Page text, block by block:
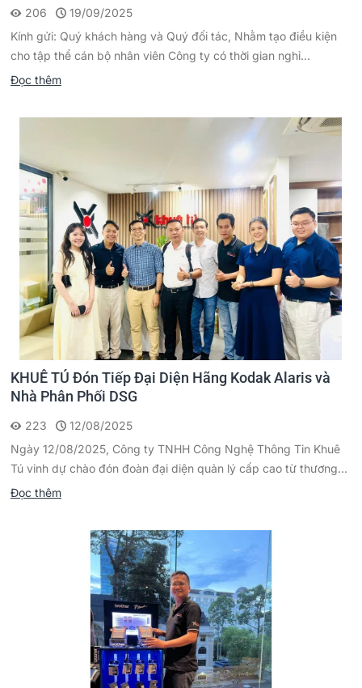
206
19/09/2025
Kính gửi: Quý khách hàng và Quý đối tác, Nhằm tạo điều kiện
cho tập thể cán bộ nhân viên Công ty có thời gian nghỉ...
Đọc thêm
KHUÊ TÚ Đón Tiếp Đại Diện Hãng Kodak Alaris và
Nhà Phân Phối DSG
223
12/08/2025
Ngày 12/08/2025, Công ty TNHH Công Nghệ Thông Tin Khuê
Tú vinh dự chào đón đoàn đại diện quản lý cấp cao từ thương...
Đọc thêm